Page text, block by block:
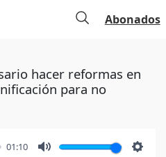
Abonados
hacer reformas en
para no
01:10